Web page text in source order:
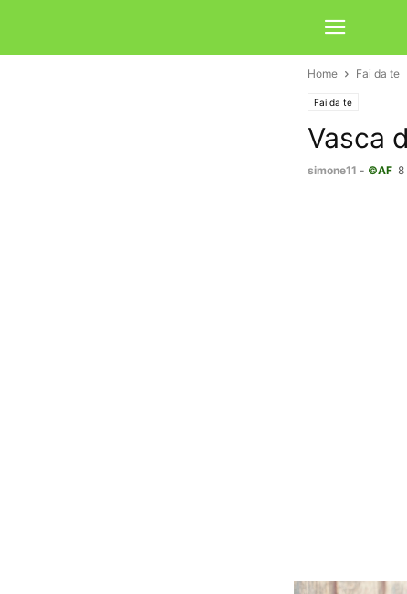
Home Fai da te
Fai da te
Vasca
simone11 - ©AF 8